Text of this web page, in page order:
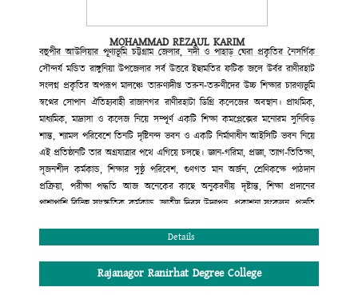
রাজানগর রানিরহাট ডিগ্রি কলেজ
রাঙ্গুনিয়া, চট্টগ্রাম।
MOHAMMAD REZAUL KARIM
বহুপীর আউলিয়ার পূণ্যভূমি চট্টগ্রাম জেলার, নদী ও পাহাড় ঘেরা প্রকৃতির নৈসর্গিক
সৌন্দর্য মন্ডিত রাঙ্গুনিয়া উপজেলার সর্ব উত্তরে ইছামতির ফটিক জলে উর্বর রাণীরহাট
সংলগ্ন প্রকৃতির অপরূপ মালঞ্চে তারুণ্যদীপ্ত তরুন-তরুণীদের উচ্চ শিক্ষার চারণ্যভূমি
স্বপ্নের সোপান ঐতিহ্যবাহী রাজানগর রাণীরহাটা ডিগ্রি কলেজের অবস্থান। প্রাথমিক,
মাধ্যমিক, মাদ্রাসা ও কলেজ নিয়ে সম্পূর্ণ একটি শিক্ষা কমপ্লেক্সের মনোরম সুনিবিড়
শান্ত, শ্যামল পরিবেশে তিনটি দৃষ্টিনন্দ ভবন ও একটি নির্মাণাধীন আইসিটি ভবন নিয়ে
এই প্রতিষ্ঠানটি তার অগ্রযাত্রার পথে এগিয়ে চলছে। জ্ঞান-গরিমা, প্রজ্ঞা, ত্যাগ-তিতিক্ষা,
সৃজনশীল কর্মকান্ড, শিক্ষার সুষ্ঠু পরিবেশ, গুণগত মান অর্জন, শ্রেণিকক্ষে পাঠদান
প্রক্রিয়া, পরীক্ষা পদ্ধতি আজ অনেকের কাছে অনুকরণীয় দৃষ্টান্ত, শিক্ষা প্রদানের
পাশাপাশি বিভিন্ন সাংস্কৃতিক কর্মকান্ড, জাতীয় দিবস উদ্যাপন, প্রকাশনা সংকলন, প্রভৃতি
সাংস্কৃতির চর্চায় এ প্রতিষ্ঠান অগ্রণী ভূমিকা পালন করছে। শিক্ষা প্রদানের ক্ষেত্রে সম্পূর্ণ
শিক্ষাকার্যক্রম সন্নিবেশিত অ্যাকাডেমিক ক্যালেন্ডার, ধুমপান রাজনীতিমুক্ত পরিবেশ
অত্যন্ত যত্মসহকারে দক্ষ, অভিজ্ঞ শিক্ষকমন্ডলী দ্বারা পাঠদান। এরই ফলশ্রুতি বরাবর এ
Details
Rajanagor Ranirhat Degree College